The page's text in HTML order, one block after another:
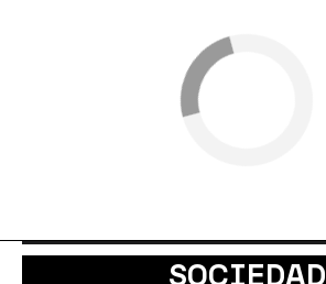
SOCIEDAD